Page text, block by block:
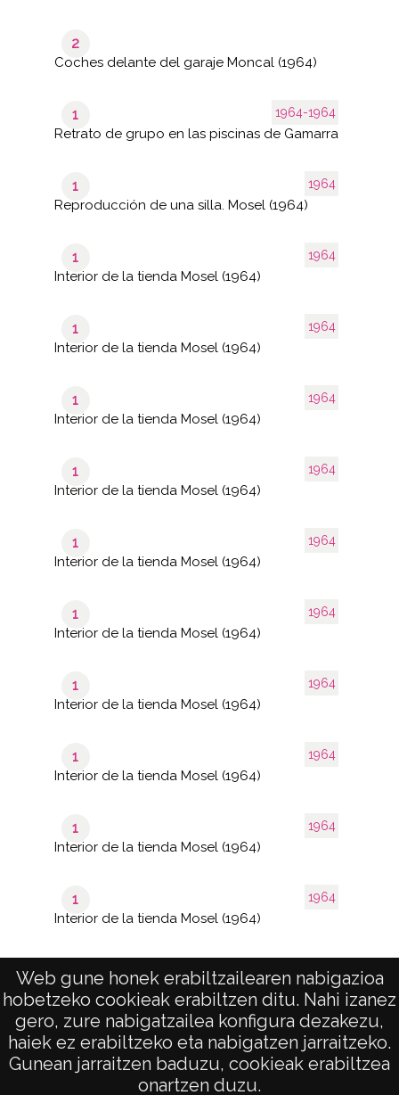
Web gune honek erabiltzailearen nabigazioa
hobetzeko cookieak erabiltzen ditu. Nahi izanez
gero, zure nabigatzailea konfigura dezakezu,
haiek ez erabiltzeko eta nabigatzen jarraitzeko.
Gunean jarraitzen baduzu, cookieak erabiltzea
onartzen duzu.
2
Coches delante del garaje Moncal (1964)
1964-1964
1
Retrato de grupo en las piscinas de Gamarra
1964
1
Reproducción de una silla. Mosel (1964)
1964
1
Interior de la tienda Mosel (1964)
1964
1
Interior de la tienda Mosel (1964)
1964
1
Interior de la tienda Mosel (1964)
1964
1
Interior de la tienda Mosel (1964)
1964
1
Interior de la tienda Mosel (1964)
1964
1
Interior de la tienda Mosel (1964)
1964
1
Interior de la tienda Mosel (1964)
1964
1
Interior de la tienda Mosel (1964)
1964
1
Interior de la tienda Mosel (1964)
1964
1
Interior de la tienda Mosel (1964)
de 2
páginas
1–40
de 59
results